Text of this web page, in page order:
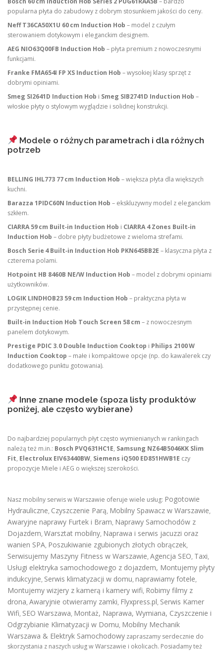
popularna płyta do zabudowy z dobrym stosunkiem jakości do ceny.
Neff T36CA50X1U 60 cm Induction Hob – model z czułym
sterowaniem dotykowym i eleganckim designem.
AEG NIO63Q00FB Induction Hob – płyta premium z nowoczesnymi
funkcjami.
Franke FMA654I FP XS Induction Hob – wysokiej klasy sprzęt z
dobrymi opiniami.
Smeg SI2641D Induction Hob i Smeg SIB2741D Induction Hob –
włoskie płyty o stylowym wyglądzie i solidnej konstrukcji.
Modele o różnych parametrach i dla różnych
potrzeb
BELLING IHL773 77 cm Induction Hob – większa płyta dla większych
kuchni.
Barazza 1PIDC60N Induction Hob – ekskluzywny model z eleganckim
szkłem.
CIARRA 59 cm Built‑in Induction Hob i CIARRA 4 Zones Built‑in
Induction Hob – dobre płyty budżetowe z wieloma strefami.
Bosch Serie 4 Built‑in Induction Hob PKN645BB2E – klasyczna płyta z
czterema polami.
Hotpoint HB 8460B NE/W Induction Hob – model z dobrymi opiniami
użytkowników.
LOGIK LINDHOB23 59 cm Induction Hob – praktyczna płyta w
przystępnej cenie.
Built‑in Induction Hob Touch Screen 58 cm – z nowoczesnym
panelem dotykowym.
Prestige PDIC 3.0 Double Induction Cooktop i Philips 2100 W
Induction Cooktop – małe i kompaktowe opcje (np. do kawalerek czy
dodatkowego punktu gotowania).
Inne znane modele (spoza listy produktów
poniżej, ale często wybierane)
Do najbardziej popularnych płyt często wymienianych w rankingach
należą też m.in.: Bosch PVQ631HC1E, Samsung NZ64B5046KK Slim
Fit, Electrolux EIV63440BW, Siemens iQ500 ED851HWB1E czy
propozycje Miele i AEG o większej szerokości.
Nasz mobilny serwis w Warszawie oferuje wiele usług: Pogotowie
Hydrauliczne, Czyszczenie Parą, Mobilny Spawacz w Warszawie,
Awaryjne naprawy Furtek i Bram, Naprawy Samochodów z
Dojazdem, Warsztat mobilny, Naprawa i serwis jacuzzi oraz
wanien SPA, Poszukiwanie zgubionych złotych obrączek,
Serwisujemy Maszyny Fitness w Warszawie, Agencja SEO, Taxi,
Usługi elektryka samochodowego z dojazdem, Montujemy płyty
indukcyjne, Serwis klimatyzacji w domu, naprawiamy fotele,
Montujemy wizjery z kamerą i kamery wifi, Robimy filmy z
drona, Awaryjnie otwieramy zamki, Flyxpress.pl, Serwis Kamer
Wifi, SEO Warszawa, Montaż, Naprawa, Wymiana, Czyszczenie i
Odgrzybianie Klimatyzacji w Domu, Mobilny Mechanik
Warszawa & Elektryk Samochodowy zapraszamy serdecznie do
skorzystania z naszych usług w Warszawie i okolicach. Posiadamy też